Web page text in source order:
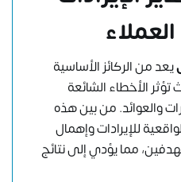
يعد من الركائز الأساسية
الأخطاء الشائعة
والعوائد. من بين هذه
للإيرادات وإهمال
مما يؤدي إلى نتائج